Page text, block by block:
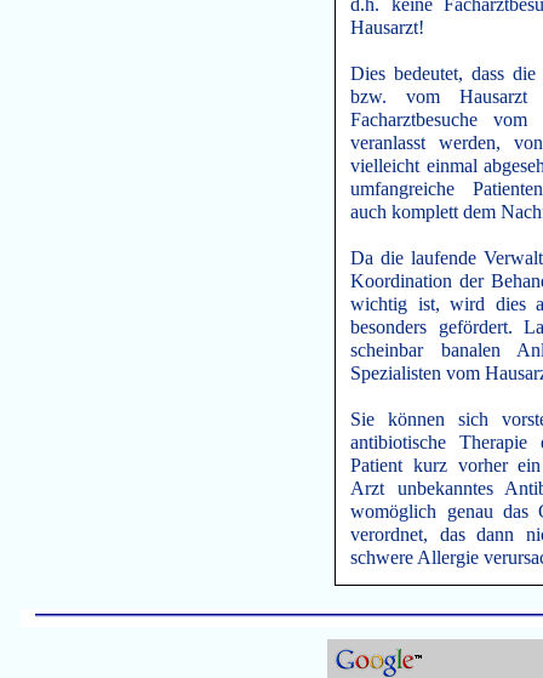
d.h. keine
Hausarzt!
Dies bedeutet, dass
bzw. vom
Facharztbesuche
veranlasst werden,
vielleicht einmal
umfangreiche
auch komplett dem
Da die laufende
Koordination der
wichtig ist, wird dies
besonders gefördert.
scheinbar banalen
Spezialisten vom
Sie können sich
antibiotische
Patient kurz vorher ein
Arzt unbekanntes
womöglich genau das
verordnet, das dann
schwere Allergie